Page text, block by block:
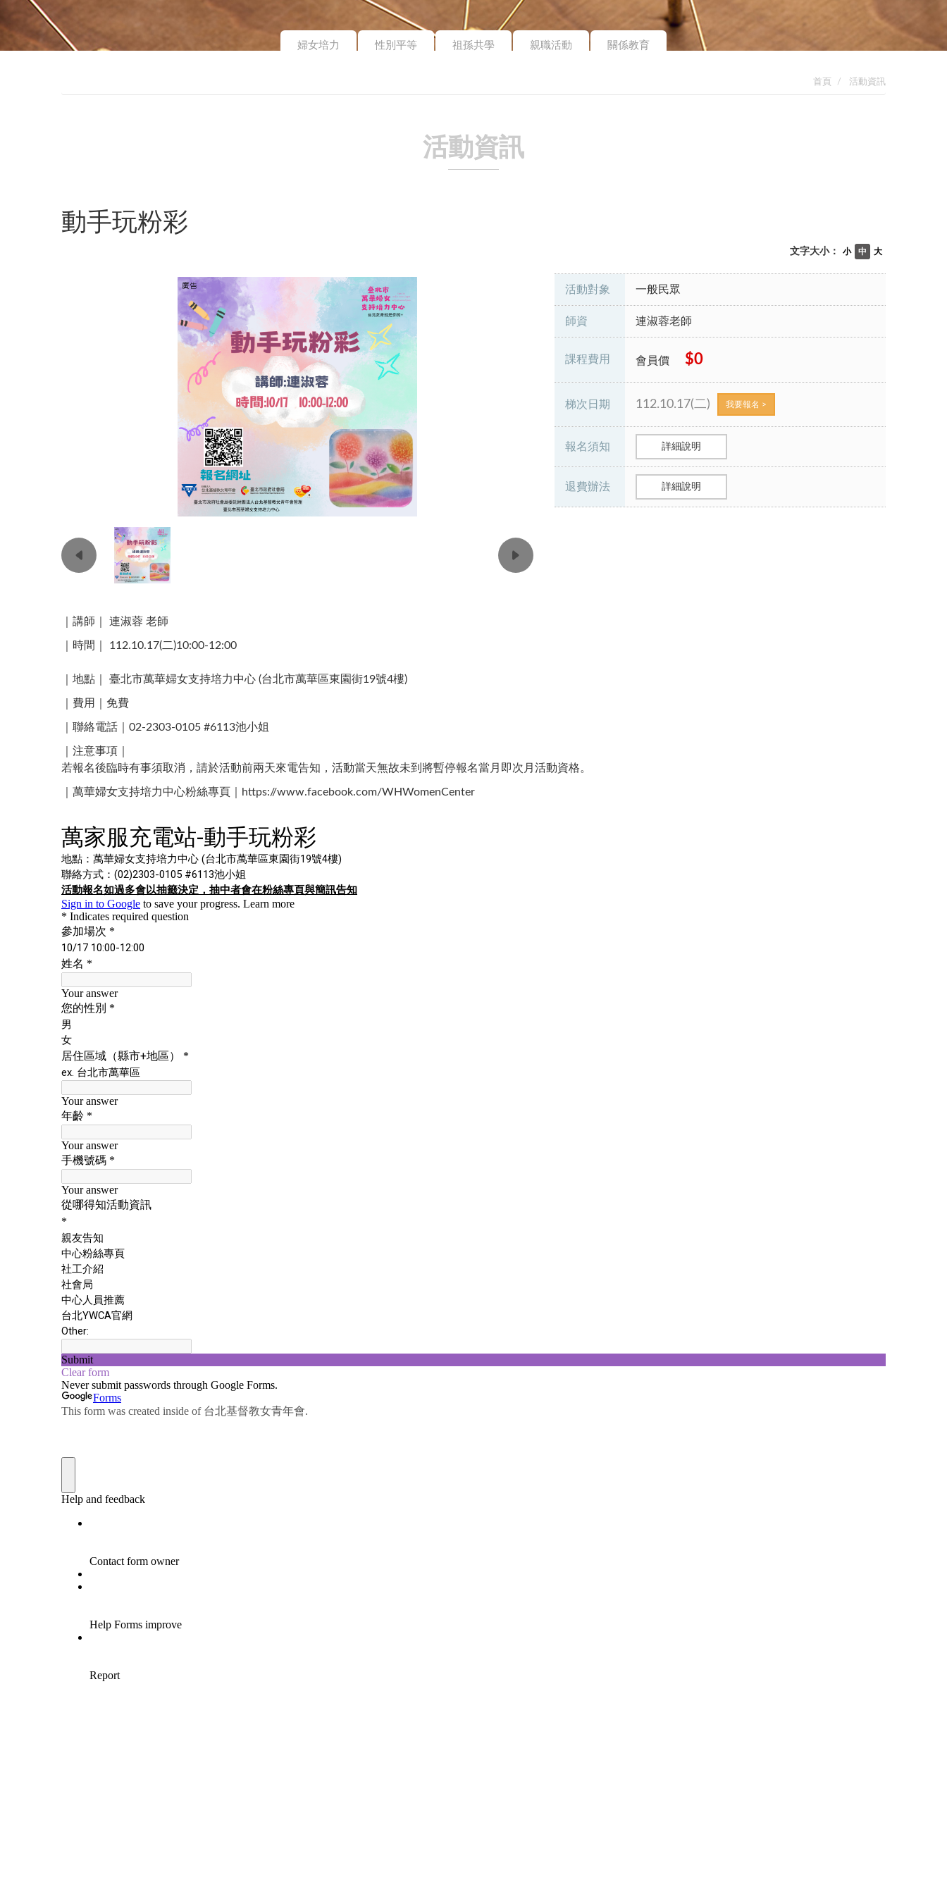
婦女培力 性別平等 祖孫共學 親職活動 關係教育
首頁 活動資訊
活動資訊
動手玩粉彩
大
中
小
文字大小：
活動對象 一般民眾
師資 連淑蓉老師
課程費用 會員價 $0
梯次日期 112.10.17(二) 我要報名 >
報名須知 詳細說明
退費辦法 詳細說明
｜講師｜ 連淑蓉 老師
｜時間｜ 112.10.17(二)10:00-12:00​
｜地點｜ 臺北市萬華婦女支持培力中心 (台北市萬華區東園街19號4樓)​
｜費用｜免費
｜聯絡電話｜02-2303-0105 #6113池小姐 ​
｜注意事項｜
若報名後臨時有事須取消，請於活動前兩天來電告知，活動當天無故未到將暫停報名當月即次月活動資格。
｜萬華婦女支持培力中心粉絲專頁｜https://www.facebook.com/WHWomenCenter